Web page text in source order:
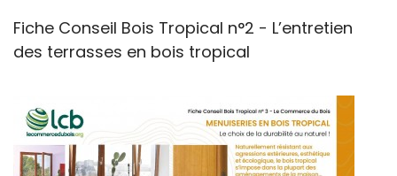
Fiche Conseil Bois Tropical n°2 - L’entretien
des terrasses en bois tropical